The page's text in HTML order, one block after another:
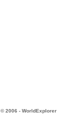
© 2006 - WorldExplorer